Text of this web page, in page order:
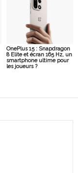
OnePlus 15 : Snapdragon
8 Elite et écran 165 Hz, un
smartphone ultime pour
les joueurs ?